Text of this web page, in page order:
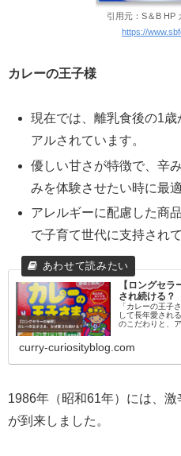
引用元：S＆B HP
https://
カレーの王子様
現在では、離乳食後の1
アルされています。
優しい甘さが特徴で、辛
みを体験させたい時に最適
アレルギーに配慮した商
で子育て世代に支持されて
【ロングセ
され続ける？
「カレーの王子
して長年愛され
のこだわりと、
curry-curiosityblog.com
1986年（昭和61年）には、
が到来しました。